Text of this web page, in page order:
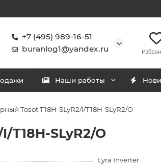
+7 (495) 989-16-51
buranlog1@yandex.ru
Наши работы
Tosot T18H-SLyR2/I/T18H-SLyR2/O
T18H-SLyR2/O
Lyra Inverter